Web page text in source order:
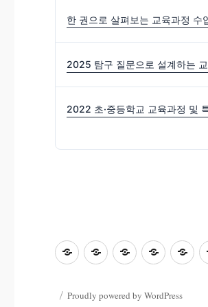
한 권으로 살펴보는 교육과정 수
2025 탐구 질문으로 설계하는
초
홈
좋
과
좋
Proudly powered by WordPress